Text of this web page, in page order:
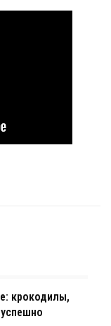
крокодилы,